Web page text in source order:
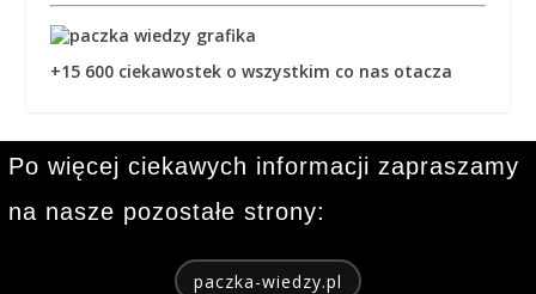
+15 600 ciekawostek o wszystkim co nas otacza
Po więcej ciekawych informacji zapraszamy
na nasze pozostałe strony:
paczka-wiedzy.pl